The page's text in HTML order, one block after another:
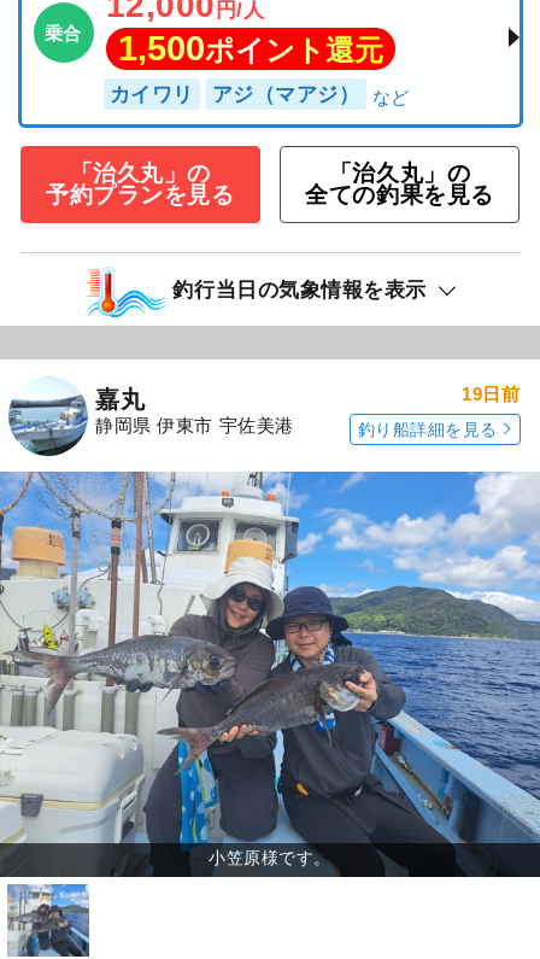
乗合
円/人
1,500ポイント還元
カイワリ アジ（マアジ）
「治久丸」の
予約プランを見る
「治久丸」の
全ての釣果を見る
釣行当日の気象情報を表示
嘉丸
静岡県 伊東市 宇佐美港
19日前
釣り船詳細を見る